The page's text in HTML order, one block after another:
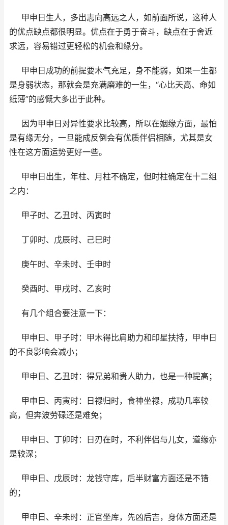
甲申日生人，多出志向高远之人，如前面所说，这种人
的优点缺点都很明显。优点在于勇于奋斗，缺点在于舍近
求远，容易错过更轻松的机会和缘分。
甲申日成功的前提要木气充足，身不能弱，如果一生都
是身弱状态，那就会是充满磨难的一生，“心比天高、命如
纸薄”的感慨大多出于此种。
因为甲申日对异性要求比较高，所以在姻缘方面，最怕
是有缘无分，一旦能成反倒会有优质伴侣相随，尤其是女
性在这方面运势更好一些。
甲申日出生，年柱、月柱不确定，但时柱确定在十二组
之内：
甲子时、乙丑时、丙寅时
丁卯时、戊辰时、己巳时
庚午时、辛未时、壬申时
癸酉时、甲戌时、乙亥时
有几个组合要注意一下：
甲申日、甲子时：甲木得比肩助力和印星扶持，甲申日
的不良影响会减小；
甲申日、乙丑时：得兄弟和贵人助力，也是一种提高；
甲申日、丙寅时：日禄归时，食神坐禄，成功几率较
高，但奔波劳碌还是难免；
甲申日、丁卯时：日刃在时，不利伴侣与儿女，道缘亦
是较深；
甲申日、戊辰时：龙钱守库，后半财富方面还是不错
的；
甲申日、辛未时：正官坐库，先凶后吉，身体方面还是